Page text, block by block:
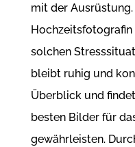
mit der Ausrüstung.
solchen
bleibt ruhig und
Überblick und
besten Bilder für
gewährleisten.